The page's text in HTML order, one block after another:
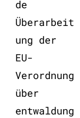
de
Überarbeit
ung der
EU-
Verordnung
über
entwaldung